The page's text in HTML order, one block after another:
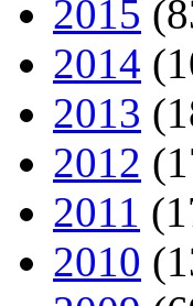
2015
2014
2013
2012
2011
2010